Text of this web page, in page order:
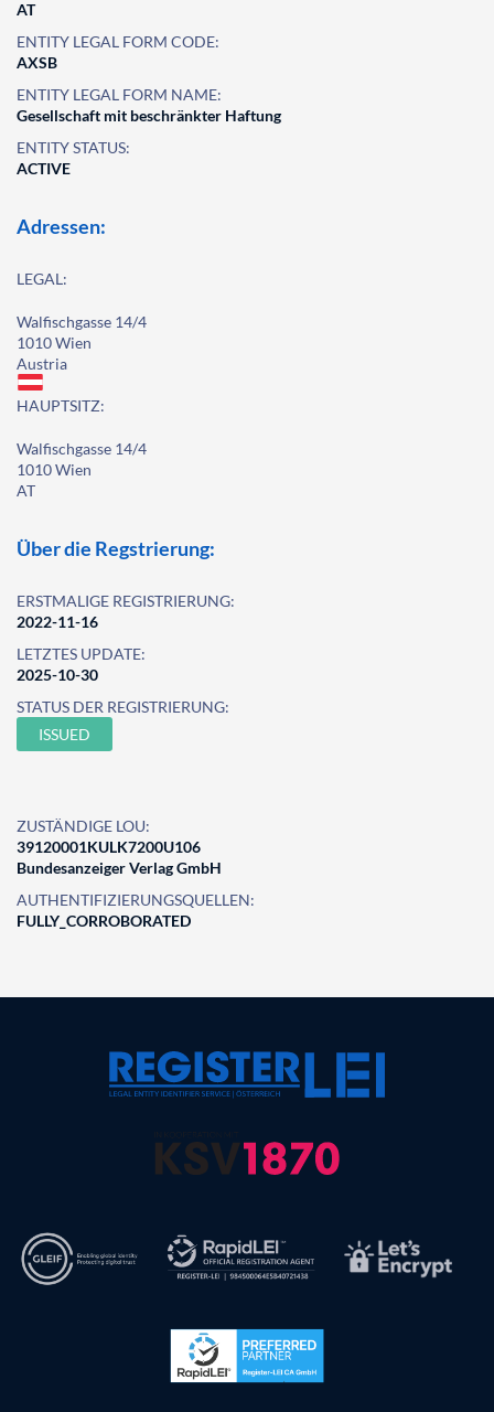
AT
ENTITY LEGAL FORM CODE:
AXSB
ENTITY LEGAL FORM NAME:
Gesellschaft mit beschränkter Haftung
ENTITY STATUS:
ACTIVE
Adressen:
LEGAL:
Walfischgasse 14/4
1010 Wien
Austria
HAUPTSITZ:
Walfischgasse 14/4
1010 Wien
AT
Über die Regstrierung:
ERSTMALIGE REGISTRIERUNG:
2022-11-16
LETZTES UPDATE:
2025-10-30
STATUS DER REGISTRIERUNG:
ISSUED
ZUSTÄNDIGE LOU:
39120001KULK7200U106
Bundesanzeiger Verlag GmbH
AUTHENTIFIZIERUNGSQUELLEN:
FULLY_CORROBORATED